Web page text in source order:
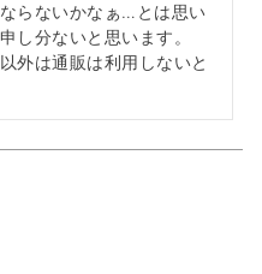
らないかなぁ…とは思い
し分ないと思います。
外は通販は利用しないと